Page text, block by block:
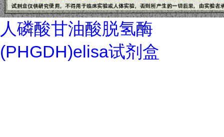
人磷酸甘油酸脱氢酶
(PHGDH)elisa试剂盒